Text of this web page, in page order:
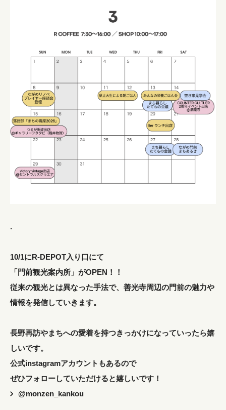
.
10/1にR-DEPOT入り口にて
「門前観光案内所」がOPEN！！
従来の観光とは異なった手法で、善光寺周辺の門前の魅力や
情報を発信していきます。
長野再訪やまちへの愛着を持つきっかけになっていったら嬉
しいです。
公式instagramアカウントもあるので
ぜひフォローしていただけると嬉しいです！
@monzen_kankou